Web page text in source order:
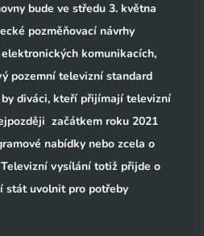
bude ve středu 3. května
pozměňovací návrhy
komunikacích,
pozemní televizní standard
diváci, kteří přijímají televizní
začátkem roku 2021
nabídky nebo zcela o
vysílání totiž přijde o
stát uvolnit pro potřeby